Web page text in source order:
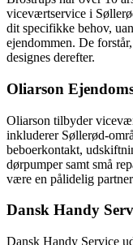
viceværtservice i
dit specifikke behov,
ejendommen. De
designes derefter.
Oliarson
Oliarson tilbyder
inkluderer Søllerød-
beboerkontakt,
dørpumper samt små
være en pålidelig
Dansk Handy
Dansk Handy Service